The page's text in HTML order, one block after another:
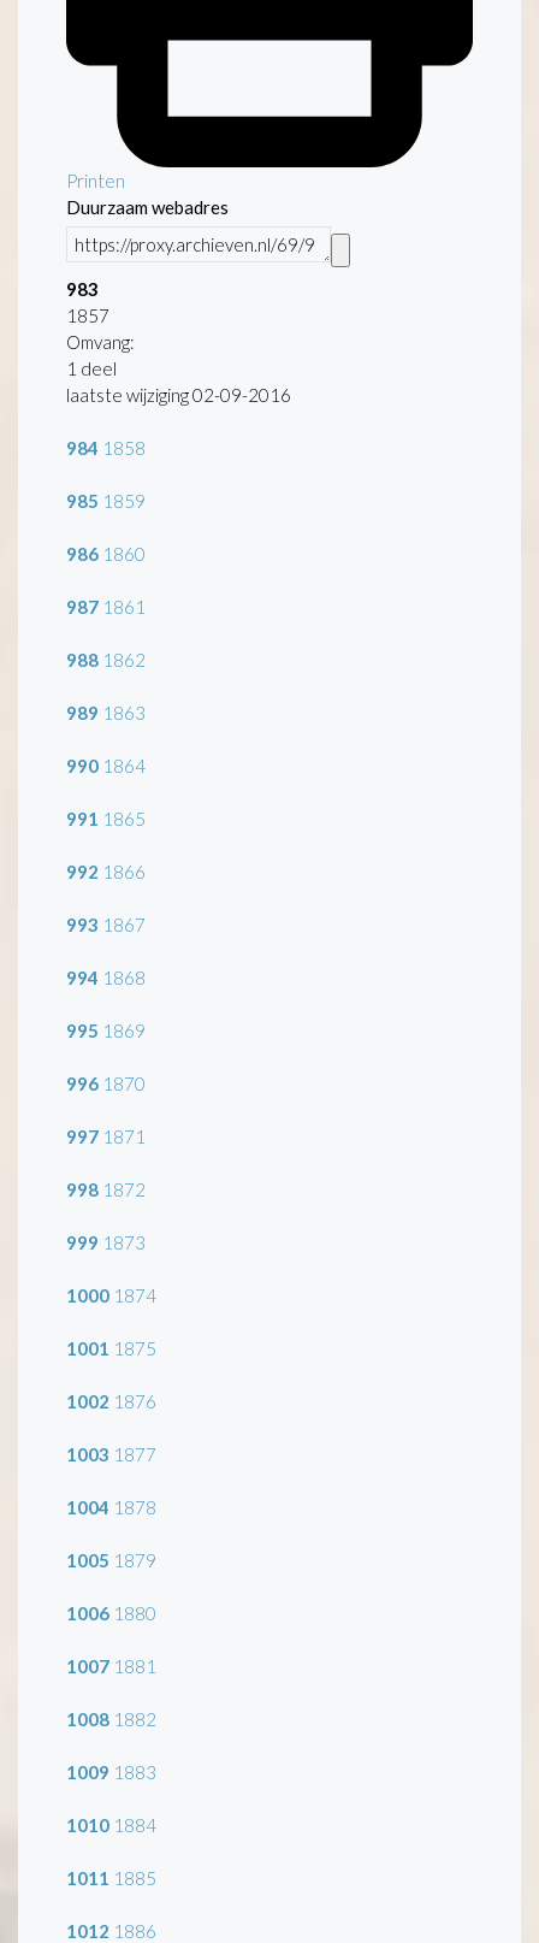
Printen
Duurzaam webadres
983
1857
Omvang:
1 deel
laatste wijziging 02-09-2016
984 1858
985 1859
986 1860
987 1861
988 1862
989 1863
990 1864
991 1865
992 1866
993 1867
994 1868
995 1869
996 1870
997 1871
998 1872
999 1873
1000 1874
1001 1875
1002 1876
1003 1877
1004 1878
1005 1879
1006 1880
1007 1881
1008 1882
1009 1883
1010 1884
1011 1885
1012 1886